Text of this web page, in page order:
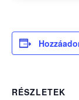
RÉSZLETEK